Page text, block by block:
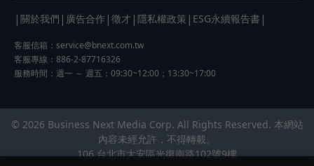
| 關於我們 | 廣告合作 | 徵才 | 隱私權政策 | ESG永續報告書 |
客服信箱： service@bnext.com.tw
客服專線：886-2-87716326
服務時間：週一 ～ 週五：09:30~12:00；13:30~17:00
© 2026 Business Next Media Corp. All Rights Reserved. 本網站
內容未經允許，不得轉載。
106 台北市大安區光復南路102號9樓